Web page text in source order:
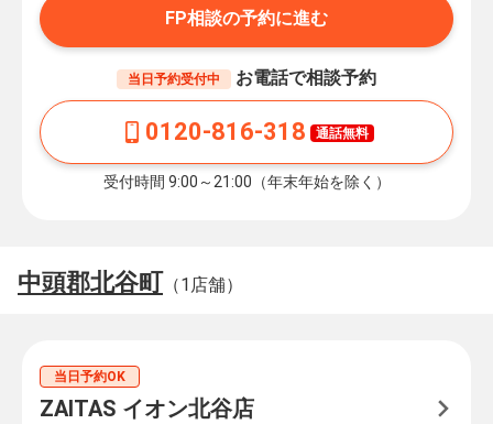
FP相談の予約に進む
当日予約受付中 お電話で相談予約
0120-816-318 通話無料
受付時間 9:00～21:00（年末年始を除く）
中頭郡北谷町 （1店舗）
当日予約OK
ZAITAS イオン北谷店